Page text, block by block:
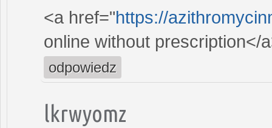
<a href="https://
online without prescription</
odpowiedz
lkrwyomz